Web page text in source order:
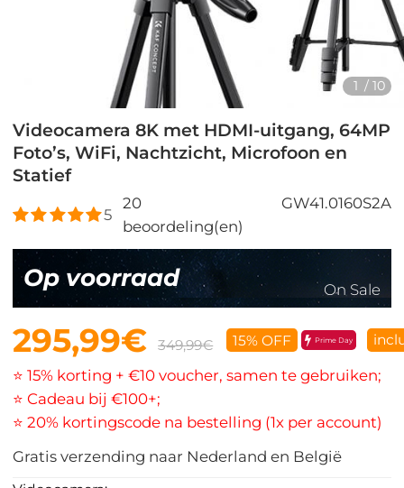
1 /10
Videocamera 8K met HDMI-uitgang, 64MP
Foto’s, WiFi, Nachtzicht, Microfoon en
Statief
5
20
beoordeling(en)
GW41.0160S2A
Op voorraad On Sale
295,99€ 349,99€ 15% OFF Prime Day
⭐ 15% korting + €10 voucher, samen te gebruiken;
⭐ Cadeau bij €100+;
⭐ 20% kortingscode na bestelling (1x per account)
Gratis verzending naar Nederland en België